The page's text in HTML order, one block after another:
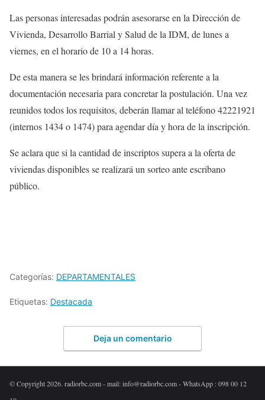
Las personas interesadas podrán asesorarse en la Dirección de
Vivienda, Desarrollo Barrial y Salud de la IDM, de lunes a
viernes, en el horario de 10 a 14 horas.
De esta manera se les brindará información referente a la
documentación necesaria para concretar la postulación. Una vez
reunidos todos los requisitos, deberán llamar al teléfono 42221921
(internos 1434 o 1474) para agendar día y hora de la inscripción.
Se aclara que si la cantidad de inscriptos supera a la oferta de
viviendas disponibles se realizará un sorteo ante escribano
público.
Categorías: DEPARTAMENTALES
Etiquetas: Destacada
Deja un comentario
© Copyright 2026. radiorbc.com - mail: info@radiorbc.com - WhatsApp : 098 00 12